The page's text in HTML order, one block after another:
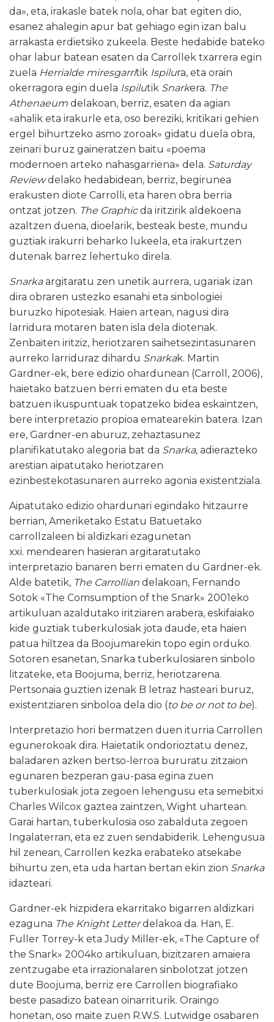
da», eta, irakasle batek nola, ohar bat egiten dio,
esanez ahalegin apur bat gehiago egin izan balu
arrakasta erdietsiko zukeela. Beste hedabide bateko
ohar labur batean esaten da Carrollek txarrera egin
zuela Herrialde miresgarritik Ispilura, eta orain
okerragora egin duela Ispilutik Snarkera. The
Athenaeum delakoan, berriz, esaten da agian
«ahalik eta irakurle eta, oso bereziki, kritikari gehien
ergel bihurtzeko asmo zoroak» gidatu duela obra,
zeinari buruz gaineratzen baitu «poema
modernoen arteko nahasgarriena» dela. Saturday
Reviewdelako hedabidean, berriz, begirunea
erakusten diote Carrolli, eta haren obra berria
ontzat jotzen. The Graphicda iritzirik aldekoena
azaltzen duena, dioelarik, besteak beste, mundu
guztiak irakurri beharko lukeela, eta irakurtzen
dutenak barrez lehertuko direla.
Snarkaargitaratu zen unetik aurrera, ugariak izan
dira obraren ustezko esanahi eta sinbologiei
buruzko hipotesiak. Haien artean, nagusi dira
larridura motaren baten isla dela diotenak.
Zenbaiten iritziz, heriotzaren saihetsezintasunaren
aurreko larriduraz dihardu Snarkak. Martin
Gardner-ek, bere edizio ohardunean (Carroll, 2006),
haietako batzuen berri ematen du eta beste
batzuen ikuspuntuak topatzeko bidea eskaintzen,
bere interpretazio propioa ematearekin batera. Izan
ere, Gardner-en aburuz, zehaztasunez
planifikatutako alegoria bat da Snarka, adierazteko
arestian aipatutako heriotzaren
ezinbestekotasunaren aurreko agonia existentziala.
Aipatutako edizio ohardunari egindako hitzaurre
berrian, Ameriketako Estatu Batuetako
carrollzaleen bi aldizkari ezagunetan
xxi. mendearen hasieran argitaratutako
interpretazio banaren berri ematen du Gardner-ek.
Alde batetik, The Carrollian delakoan, Fernando
Sotok «The Comsumption of the Snark» 2001eko
artikuluan azaldutako iritziaren arabera, eskifaiako
kide guztiak tuberkulosiak jota daude, eta haien
patua hiltzea da Boojumarekin topo egin orduko.
Sotoren esanetan, Snarka tuberkulosiaren sinbolo
litzateke, eta Boojuma, berriz, heriotzarena.
Pertsonaia guztien izenak B letraz hasteari buruz,
existentziaren sinboloa dela dio (to be or not to be).
Interpretazio hori bermatzen duen iturria Carrollen
egunerokoak dira. Haietatik ondorioztatu denez,
baladaren azken bertso-lerroa bururatu zitzaion
egunaren bezperan gau-pasa egina zuen
tuberkulosiak jota zegoen lehengusu eta semebitxi
Charles Wilcox gaztea zaintzen, Wight uhartean.
Garai hartan, tuberkulosia oso zabalduta zegoen
Ingalaterran, eta ez zuen sendabiderik. Lehengusua
hil zenean, Carrollen kezka erabateko atsekabe
bihurtu zen, eta uda hartan bertan ekin zion Snarka
idazteari.
Gardner-ek hizpidera ekarritako bigarren aldizkari
ezaguna The Knight Letterdelakoa da. Han, E.
Fuller Torrey-k eta Judy Miller-ek, «The Capture of
the Snark» 2004ko artikuluan, bizitzaren amaiera
zentzugabe eta irrazionalaren sinbolotzat jotzen
dute Boojuma, berriz ere Carrollen biografiako
beste pasadizo batean oinarriturik. Oraingo
honetan, oso maite zuen R.W.S. Lutwidge osabaren